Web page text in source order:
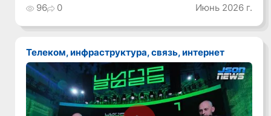
96 0 Июнь 2026 г.
Телеком, инфраструктура, связь, интернет